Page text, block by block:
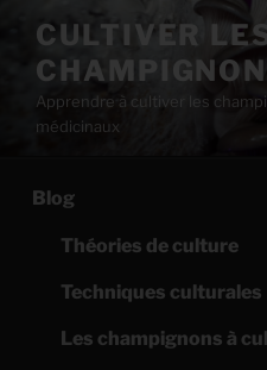
contenu
principal
CULTIVER
Apprendre à cultiver les
médicinaux
Blog
Théories de culture
Techniques culturales
Les champignons à